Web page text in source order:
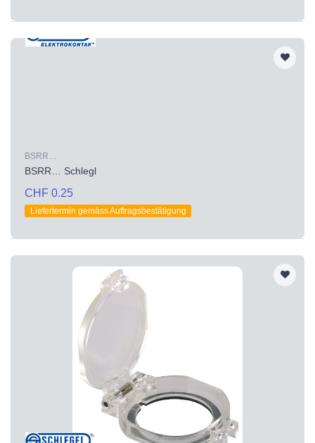
BSRR…
BSRR… Schlegl
CHF 0.25
Liefertermin gemäss Auftragsbestätigung